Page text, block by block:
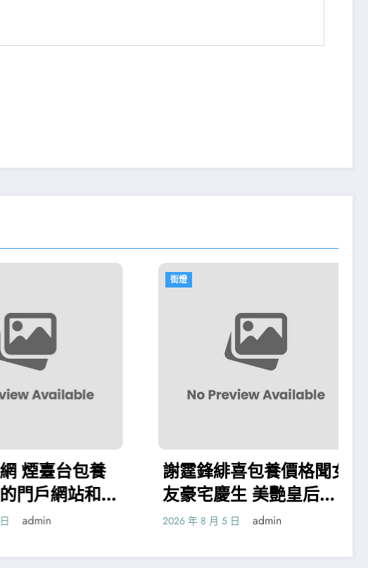
謝霆鋒緋喜包養價格聞女
友豪宅慶生 美艷皇后外
型現身
2026 年 8 月 5 日 admin
青島龍湖
給包送抵家
診所健檢和
2026 年 8 月 4 日